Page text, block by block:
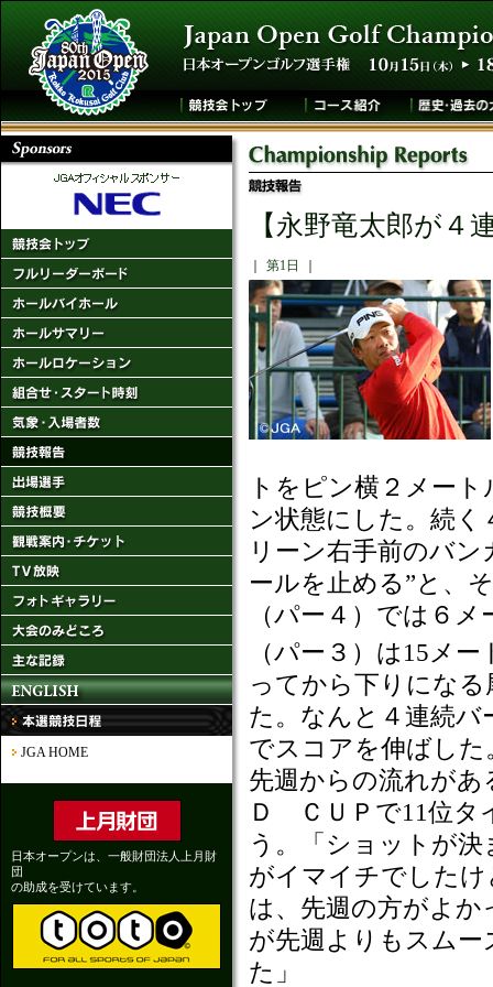
JGA HOME
日本オープンは、一般財団法人上月財
団
の助成を受けています。
【永野竜太郎が４
第1日
トをピン横２メー
ン状態にした。続
リーン右手前のバ
ールを止める”と、
（パー４）では６
（パー３）は15メ
ってから下りにな
た。なんと４連続
でスコアを伸ばした
先週からの流れが
Ｄ ＣＵＰで11位タ
う。「ショットが
がイマイチでした
は、先週の方がよ
が先週よりもスム
た」